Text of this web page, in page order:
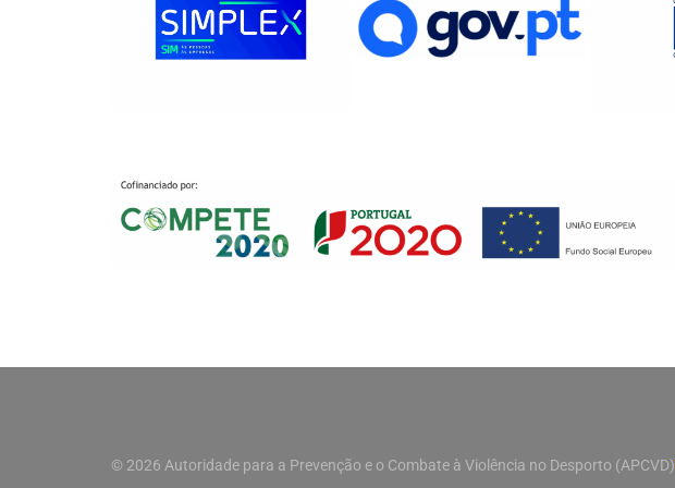
© 2026 Autoridade para a Prevenção e o Combate à Violência no Desporto (APCVD)